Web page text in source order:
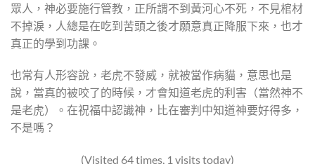
眾人，神必要施行管教，正所謂不到黃河心不死，不見棺材
不掉淚，人總是在吃到苦頭之後才願意真正降服下來，也才
真正的學到功課。
也常有人形容說，老虎不發威，就被當作病貓，意思也是
說，當真的被咬了的時候，才會知道老虎的利害（當然神不
是老虎）。在祝福中認識神，比在審判中知道神要好得多，
不是嗎？
(Visited 64 times, 1 visits today)